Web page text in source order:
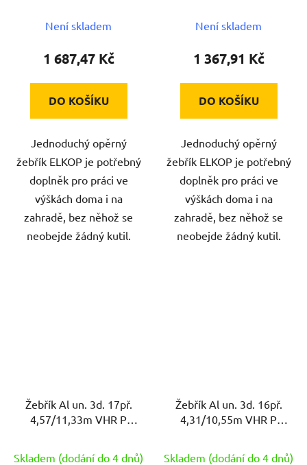
Není skladem
1 687,47 Kč
DO KOŠÍKU
Jednoduchý opěrný
žebřík ELKOP je potřebný
doplněk pro práci ve
výškách doma i na
zahradě, bez něhož se
neobejde žádný kutil.
Není skladem
1 367,91 Kč
DO KOŠÍKU
Jednoduchý opěrný
žebřík ELKOP je potřebný
doplněk pro práci ve
výškách doma i na
zahradě, bez něhož se
neobejde žádný kutil.
Žebřík Al un. 3d. 17př.
4,57/11,33m VHR P
Skladem (dodání do 4 dnů)
Žebřík Al un. 3d. 16př.
4,31/10,55m VHR P
Skladem (dodání do 4 dnů)